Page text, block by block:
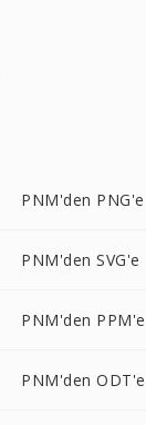
PNM'den PNG'e
PNM'den SVG'e
PNM'den PPM'e
PNM'den ODT'e